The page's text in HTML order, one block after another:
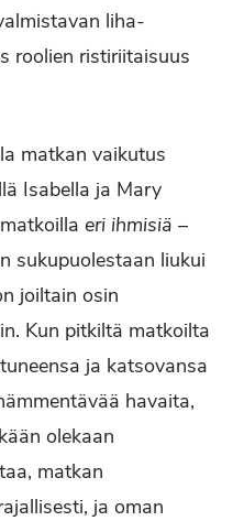
liha-
roolien ristiriitaisuus
matkan vaikutus
Isabella ja Mary
eri ihmisiä –
sukupuolestaan liukui
joiltain osin
Kun pitkiltä matkoilta
ja katsovansa
havaita,
olekaan
matkan
ja oman